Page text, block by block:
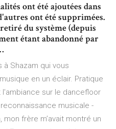
ont été ajoutées dans
ont été supprimées.
du système (depuis
étant abandonné par
Shazam qui vous
en un éclair. Pratique
sur le dancefloor
musicale -
mon frère m’avait montré un